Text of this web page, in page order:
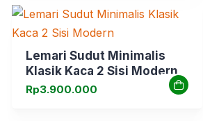
Lemari Sudut Minimalis
Klasik Kaca 2 Sisi Modern
Rp3.900.000